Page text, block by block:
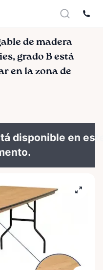
de madera
​,​ grado B está
en la zona de
disponible en